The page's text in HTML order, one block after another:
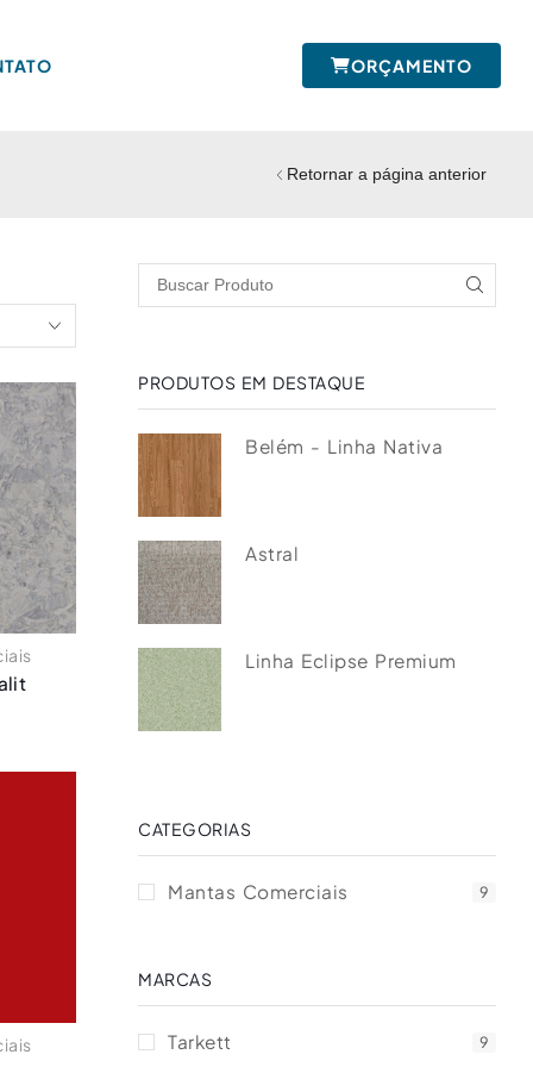
ORÇAMENTO
Retornar a página anterior
PRODUTOS EM DESTAQUE
Belém - Linha Nativa
Astral
Linha Eclipse Premium
CATEGORIAS
Mantas Comerciais 9
MARCAS
Tarkett 9